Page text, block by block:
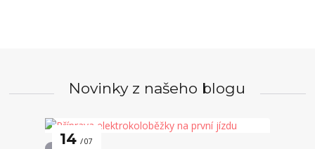
Novinky z našeho blogu
14 07